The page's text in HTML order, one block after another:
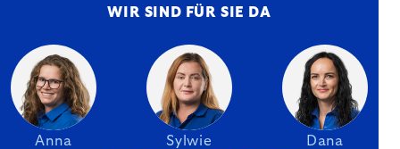
WIR SIND FÜR SIE DA
Anna Sylwie Dana